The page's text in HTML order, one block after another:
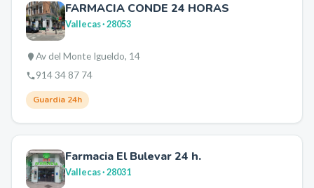
FARMACIA CONDE 24 HORAS
Vallecas· 28053
Av del Monte Igueldo, 14
914 34 87 74
Guardia 24h
Farmacia El Bulevar 24 h.
Vallecas· 28031